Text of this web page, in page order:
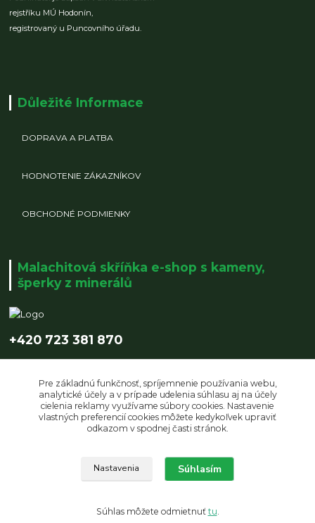
rejstříku MÚ Hodonín,
registrovaný u Puncovního úřadu.
Důležité Informace
DOPRAVA A PLATBA
HODNOTENIE ZÁKAZNÍKOV
OBCHODNÉ PODMIENKY
Malachitová skříňka e-shop s kameny,
šperky z minerálů
+420 723 381 870
Upravit sběr cookies.
© Copyright 2019 Malachitová skříňka | design by LUCZI DESIGNE s.r.o.
Pre základnú funkčnosť, spríjemnenie používania webu,
analytické účely a v prípade udelenia súhlasu aj na účely
cielenia reklamy využívame súbory cookies. Nastavenie
vlastných preferencií cookies môžete kedykoľvek upraviť
odkazom v spodnej časti stránok.
Nastavenia Súhlasím
Súhlas môžete odmietnuť tu.